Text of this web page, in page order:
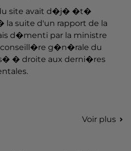
site avait d�j� �t�
suite d'un rapport de la
d�menti par la ministre
conseill�re g�n�rale du
� droite aux derni�res
Voir plus